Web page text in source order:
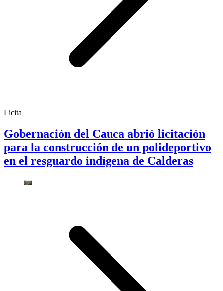
Licita
Gobernación del Cauca abrió licitación
para la construcción de un polideportivo
en el resguardo indígena de Calderas